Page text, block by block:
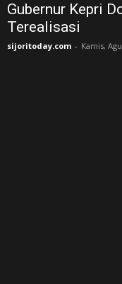
Gubernur Kepri
Terealisasi
sijoritoday.com - Kamis,